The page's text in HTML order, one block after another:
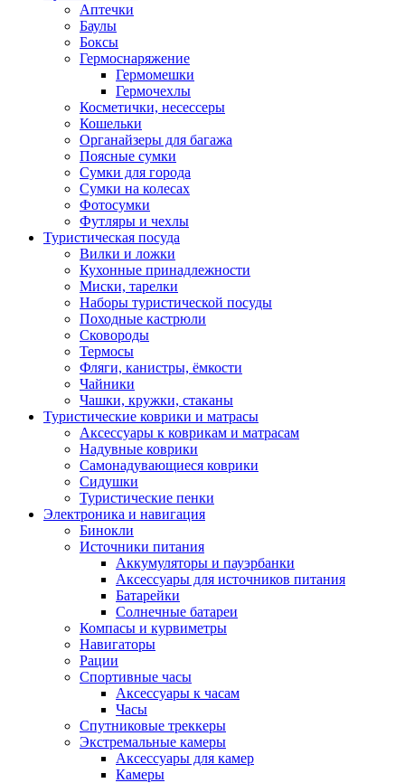
Аптечки
Баулы
Боксы
Гермоснаряжение
Гермомешки
Гермочехлы
Косметички, несессеры
Кошельки
Органайзеры для багажа
Поясные сумки
Сумки для города
Сумки на колесах
Фотосумки
Футляры и чехлы
Туристическая посуда
Вилки и ложки
Кухонные принадлежности
Миски, тарелки
Наборы туристической посуды
Походные кастрюли
Сковороды
Термосы
Фляги, канистры, ёмкости
Чайники
Чашки, кружки, стаканы
Туристические коврики и матрасы
Аксессуары к коврикам и матрасам
Надувные коврики
Самонадувающиеся коврики
Сидушки
Туристические пенки
Электроника и навигация
Бинокли
Источники питания
Аккумуляторы и пауэрбанки
Аксессуары для источников питания
Батарейки
Солнечные батареи
Компасы и курвиметры
Навигаторы
Рации
Спортивные часы
Аксессуары к часам
Часы
Спутниковые треккеры
Экстремальные камеры
Аксессуары для камер
Камеры